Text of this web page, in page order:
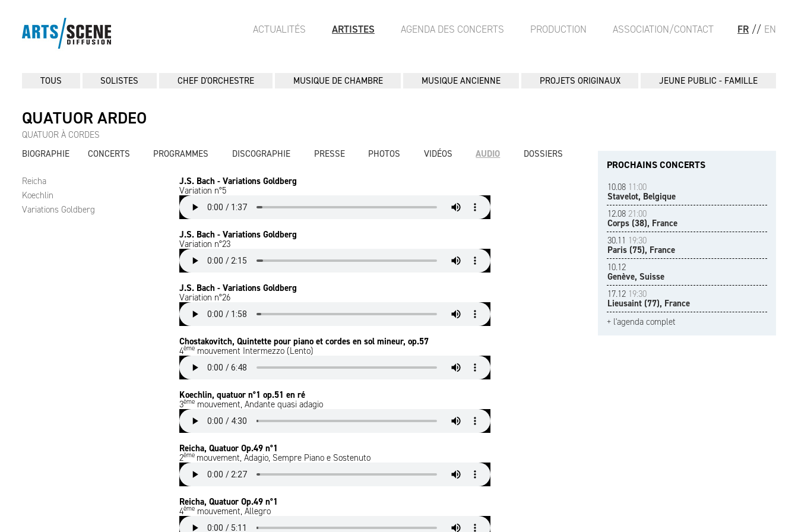
FR // EN
ACTUALITÉS ARTISTES AGENDA DES CONCERTS PRODUCTION ASSOCIATION/CONTACT
TOUS SOLISTES CHEF D'ORCHESTRE MUSIQUE DE CHAMBRE MUSIQUE ANCIENNE PROJETS ORIGINAUX JEUNE PUBLIC - FAMILLE
QUATUOR ARDEO
QUATUOR À CORDES
BIOGRAPHIE
CONCERTS PROGRAMMES DISCOGRAPHIE PRESSE PHOTOS VIDÉOS AUDIO DOSSIERS
Reicha
Koechlin
Variations Goldberg
J.S. Bach - Variations Goldberg
Variation n°5
J.S. Bach - Variations Goldberg
Variation n°23
J.S. Bach - Variations Goldberg
Variation n°26
Chostakovitch, Quintette pour piano et cordes en sol mineur, op.57
4ème mouvement Intermezzo (Lento)
Koechlin, quatuor n°1 op.51 en ré
3ème mouvement, Andante quasi adagio
Reicha, Quatuor Op.49 n°1
2ème mouvement, Adagio, Sempre Piano e Sostenuto
Reicha, Quatuor Op.49 n°1
4ème mouvement, Allegro
PROCHAINS CONCERTS
10.08 11:00
Stavelot, Belgique
12.08 21:00
Corps (38), France
30.11 19:30
Paris (75), France
10.12
Genève, Suisse
17.12 19:30
Lieusaint (77), France
+ l'agenda complet